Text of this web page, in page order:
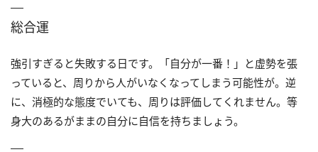
総合運
強引すぎると失敗する日です。「自分が一番！」と虚勢を張
っていると、周りから人がいなくなってしまう可能性が。逆
に、消極的な態度でいても、周りは評価してくれません。等
身大のあるがままの自分に自信を持ちましょう。